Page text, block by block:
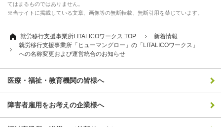
てはまるものではありません。
※当サイトに掲載している文章、画像等の無断転載、無断引用を禁じています。
就労移行支援事業所LITALICOワークス TOP
新着情報
就労移行支援事業所「ヒューマングロー」の「LITALICOワークス」
への名称変更および運営統合のお知らせ
医療・福祉・教育機関の皆様へ
障害者雇用をお考えの企業様へ